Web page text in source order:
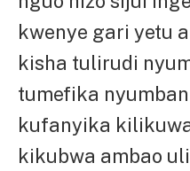
kwenye gari yetu
kisha tulirudi
tumefika
kufanyika
kikubwa ambao